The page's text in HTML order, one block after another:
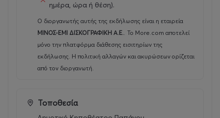
ημέρα, ώρα ή θέση).
Ο διοργανωτής αυτής της εκδήλωσης είναι η εταιρεία
ΜΙΝΟΣ-ΕΜΙ ΔΙΣΚΟΓΡΑΦΙΚΗ Α.Ε.. Το More.com αποτελεί
μόνο την πλατφόρμα διάθεσης εισιτηρίων της
εκδήλωσης. Η πολιτική αλλαγών και ακυρώσεων ορίζεται
από τον διοργανωτή.
Τοποθεσία